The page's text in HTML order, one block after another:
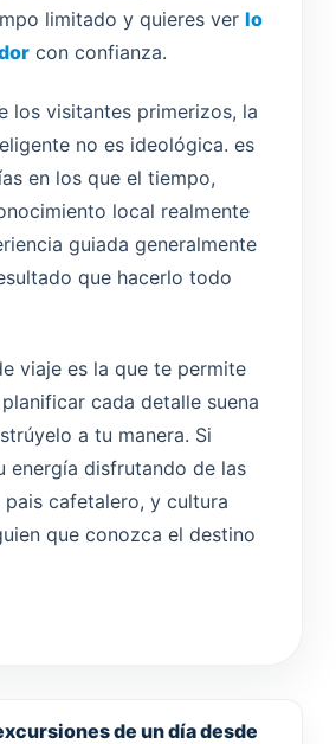
limitado y quieres ver lo
con confianza.
los visitantes primerizos, la
no es ideológica. es
en los que el tiempo,
local realmente
guiada generalmente
que hacerlo todo
viaje es la que te permite
cada detalle suena
a tu manera. Si
energía disfrutando de las
cafetalero, y cultura
que conozca el destino
de un día desde